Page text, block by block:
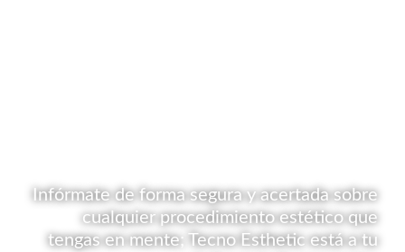
Infórmate de forma segura y acertada sobre
cualquier procedimiento estético que
tengas en mente; Tecno Esthetic está a tu